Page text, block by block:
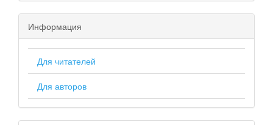
Информация
Для читателей
Для авторов